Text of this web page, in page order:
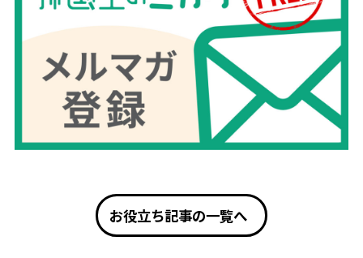
お役立ち記事の一覧へ